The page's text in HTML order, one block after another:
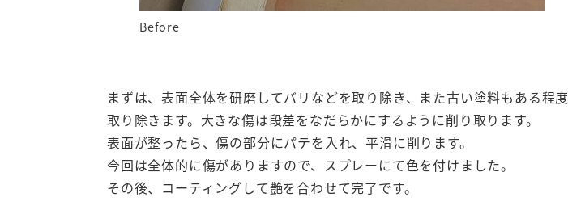
Before
まずは、表面全体を研磨してバリなどを取り除き、また古い塗料もある程度
取り除きます。大きな傷は段差をなだらかにするように削り取ります。
表面が整ったら、傷の部分にパテを入れ、平滑に削ります。
今回は全体的に傷がありますので、スプレーにて色を付けました。
その後、コーティングして艶を合わせて完了です。